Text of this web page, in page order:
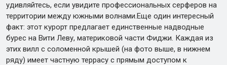
удивляйтесь, если увидите профессиональных серферов на
территории между южными волнами.Еще один интересный
факт: этот курорт предлагает единственные надводные
бурес на Вити Леву, материковой части Фиджи. Каждая из
этих вилл с соломенной крышей (на фото выше, в нижнем
ряду) имеет частную террасу с прямым доступом к